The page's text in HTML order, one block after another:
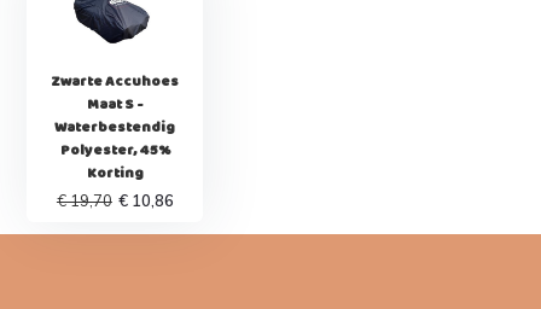
Zwarte Accuhoes
Maat S -
Waterbestendig
Polyester, 45%
Korting
€ 19,70 € 10,86